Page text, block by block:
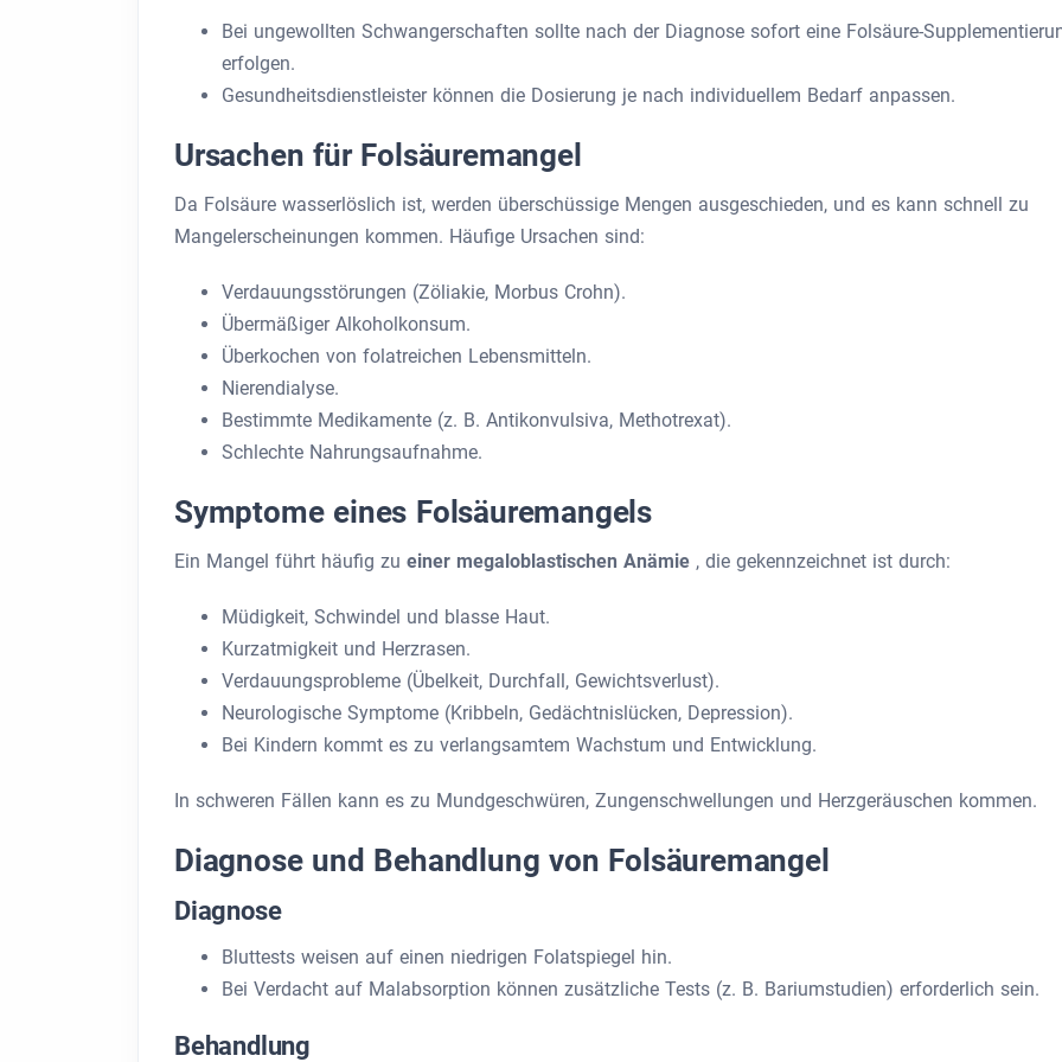
Bei ungewollten Schwangerschaften sollte nach der Diagnose sofort eine Folsäure-
erfolgen.
Gesundheitsdienstleister können die Dosierung je nach individuellem Bedarf anpassen.
Ursachen für Folsäuremangel
Da Folsäure wasserlöslich ist, werden überschüssige Mengen ausgeschieden, und es kann schnell zu
Mangelerscheinungen kommen. Häufige Ursachen sind:
Verdauungsstörungen (Zöliakie, Morbus Crohn).
Übermäßiger Alkoholkonsum.
Überkochen von folatreichen Lebensmitteln.
Nierendialyse.
Bestimmte Medikamente (z. B. Antikonvulsiva, Methotrexat).
Schlechte Nahrungsaufnahme.
Symptome eines Folsäuremangels
Ein Mangel führt häufig zu einer megaloblastischen Anämie , die gekennzeichnet ist durch:
Müdigkeit, Schwindel und blasse Haut.
Kurzatmigkeit und Herzrasen.
Verdauungsprobleme (Übelkeit, Durchfall, Gewichtsverlust).
Neurologische Symptome (Kribbeln, Gedächtnislücken, Depression).
Bei Kindern kommt es zu verlangsamtem Wachstum und Entwicklung.
In schweren Fällen kann es zu Mundgeschwüren, Zungenschwellungen und Herzgeräuschen kommen.
Diagnose und Behandlung von Folsäuremangel
Diagnose
Bluttests weisen auf einen niedrigen Folatspiegel hin.
Bei Verdacht auf Malabsorption können zusätzliche Tests (z. B. Bariumstudien) erforderlich sein.
Behandlung